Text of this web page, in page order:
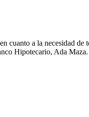
a la necesidad de
Hipotecario, Ada Maza.